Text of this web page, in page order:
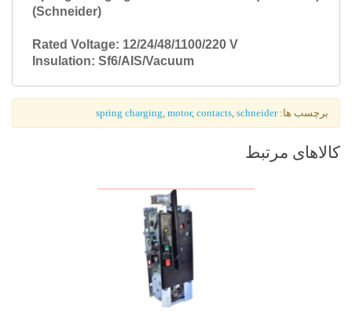
(Schneider)
Rated Voltage: 12/24/48/1100/220 V
Insulation: Sf6/AIS/Vacuum
برچسب ها: spring charging, motor, contacts, schneider
کالاهای مرتبط